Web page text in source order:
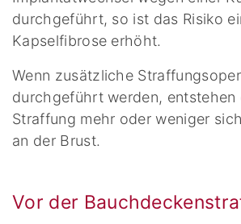
durchgeführt, so ist das Risiko
Kapselfibrose erhöht.
Wenn zusätzliche
durchgeführt werden, entstehen
Straffung mehr oder weniger
an der Brust.
Vor der